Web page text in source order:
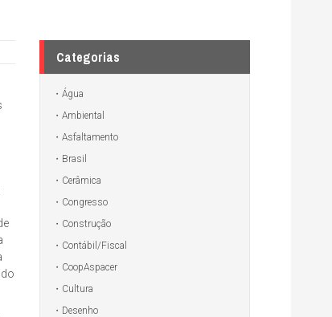
Categorias
Água
Ambiental
Asfaltamento
Brasil
Cerâmica
Congresso
Construção
Contábil/Fiscal
CoopAspacer
Cultura
Desenho